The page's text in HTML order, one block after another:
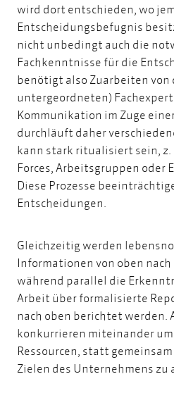
wird dort entschieden, wo
Entscheidungsbefugnis
nicht unbedingt auch die
Fachkenntnisse für die
benötigt also Zuarbeiten von
untergeordneten)
Kommunikation im Zuge
durchläuft daher
kann stark ritualisiert sein, z.
Forces, Arbeitsgruppen oder
Diese Prozesse
Entscheidungen.
Gleichzeitig werden
Informationen von oben
während parallel die
Arbeit über formalisierte
nach oben berichtet werden.
konkurrieren miteinander
Ressourcen, statt
Zielen des Unternehmens zu